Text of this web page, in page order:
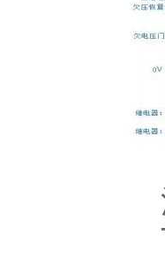
注
T0